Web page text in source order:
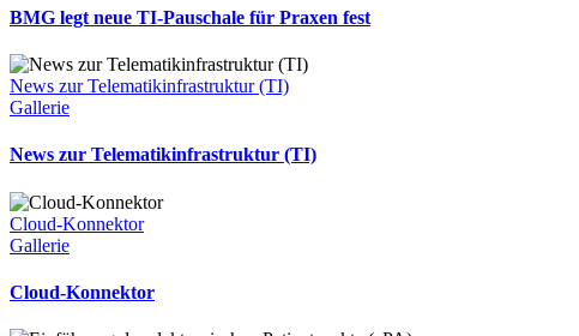
BMG legt neue TI-Pauschale für Praxen fest
News zur Telematikinfrastruktur (TI)
Gallerie
News zur Telematikinfrastruktur (TI)
Cloud-Konnektor
Gallerie
Cloud-Konnektor